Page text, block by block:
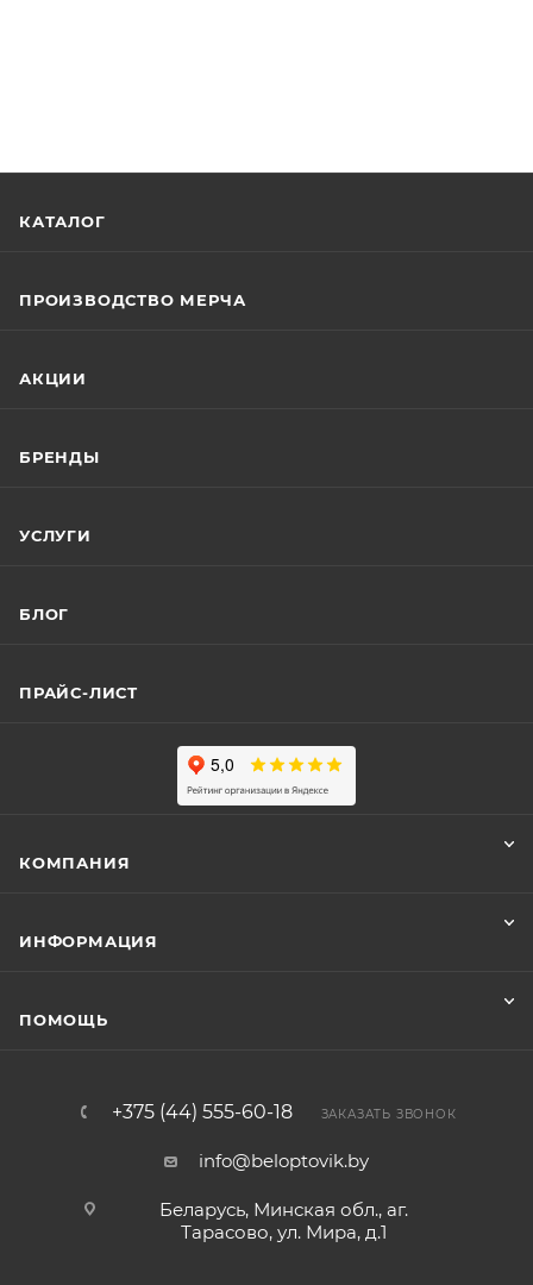
КАТАЛОГ
ПРОИЗВОДСТВО МЕРЧА
АКЦИИ
БРЕНДЫ
УСЛУГИ
БЛОГ
ПРАЙС-ЛИСТ
КОМПАНИЯ
ИНФОРМАЦИЯ
ПОМОЩЬ
+375 (44) 555-60-18 ЗАКАЗАТЬ ЗВОНОК
info@beloptovik.by
Беларусь, Минская обл., аг.
Тарасово, ул. Мира, д.1